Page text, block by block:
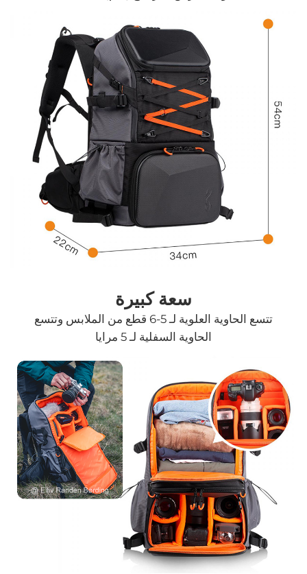
سعة كبيرة
تتسع الحاوية العلوية لـ 5-6 قطع من الملابس وتتسع
الحاوية السفلية لـ 5 مرايا